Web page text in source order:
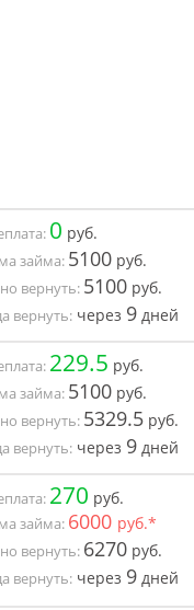
0 руб.
займа: 5100 руб.
вернуть: 5100 руб.
вернуть: через 9 дней
229.5 руб.
займа: 5100 руб.
вернуть: 5329.5 руб.
вернуть: через 9 дней
270 руб.
займа: 6000 руб.*
вернуть: 6270 руб.
вернуть: через 9 дней